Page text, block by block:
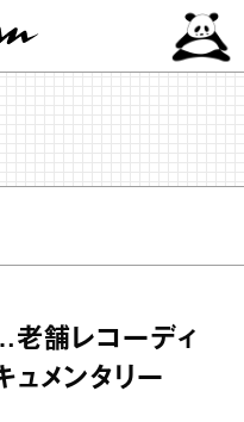
老舗レコーディ
ュメンタリー